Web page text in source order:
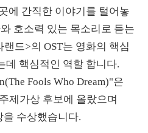
에 간직한 이야기를 털어놓
호소력 있는 목소리로 듣는
드>의 OST는 영화의 핵심
데 핵심적인 역할 합니다.
Fools Who Dream)"은
제가상 후보에 올랐으며
을 수상했습니다.